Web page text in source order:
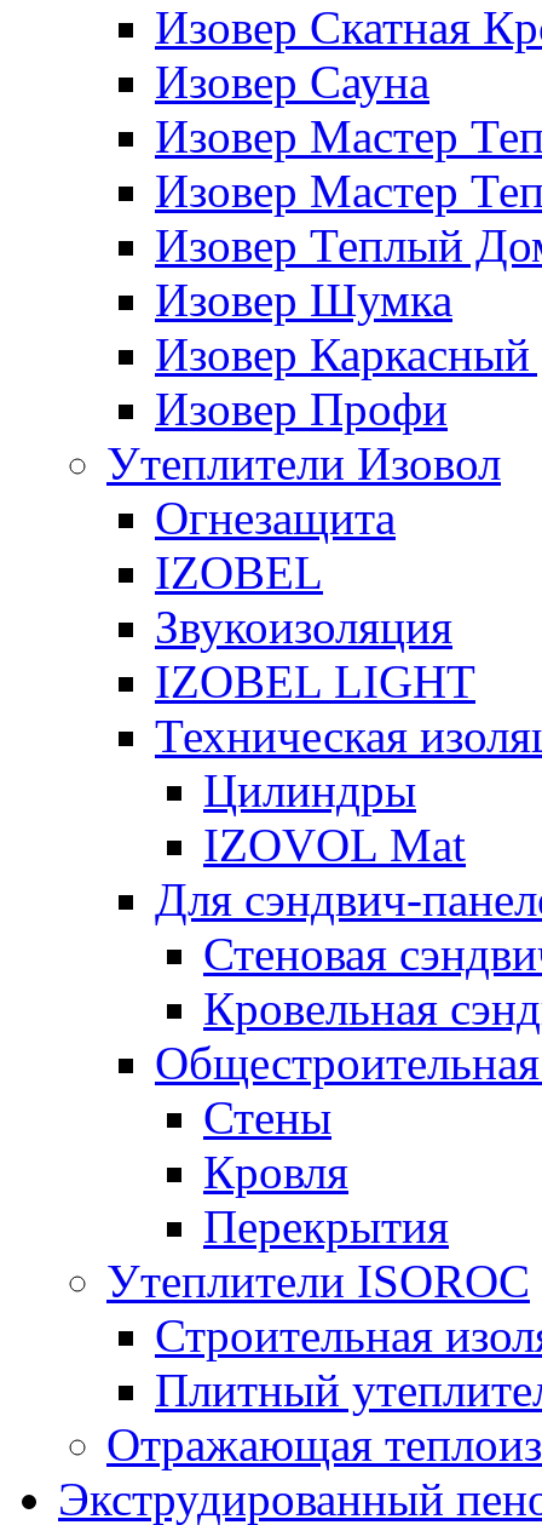
Изовер Скатная
Изовер Сауна
Изовер Мастер
Изовер Мастер
Изовер Теплый
Изовер Шумка
Изовер
Изовер Профи
Утеплители Изовол
Огнезащита
IZOBEL
Звукоизоляция
IZOBEL LIGHT
Техническая
Цилиндры
IZOVOL Mat
Для сэндвич-
Стеновая
Кровельная
Стены
Кровля
Перекрытия
Утеплители ISOROC
Строительная
Плитный
Отражающая
Экструдированный